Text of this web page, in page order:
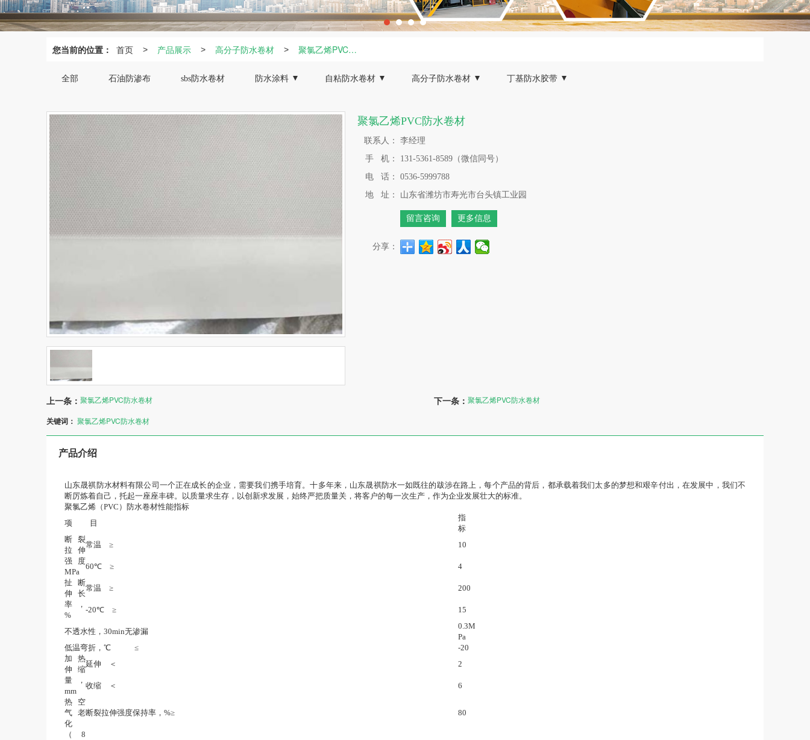
您当前的位置： 首页 > 产品展示 > 高分子防水卷材 > 聚氯乙烯PVC防水卷材
全部 石油防渗布 sbs防水卷材 防水涂料
非固化橡胶沥青防水涂料
高聚物改性沥青防水涂料
聚氨酯防水涂料
水泥基渗透结晶型防水涂料
自粘防水卷材
自粘聚合物防水卷材
高分子防水卷材
聚乙烯丙纶防水卷材
丁基防水胶带
聚氯乙烯PVC防水卷材
联系人：
李经理
手 机：
131-5361-8589（微信同号）
电 话：
0536-5999788
地 址：
山东省潍坊市寿光市台头镇工业园
留言咨询 更多信息
分享：
上一条： 聚氯乙烯PVC防水卷材 下一条： 聚氯乙烯PVC防水卷材
关键词： 聚氯乙烯PVC防水卷材
产品介绍
山东晟祺防水材料有限公司一个正在成长的企业，需要我们携手培育。十多年来，山东晟祺防水一如既往的跋涉在路上，每个产品的背后，都承载着我们太多的梦想和艰辛付出，在发展中，我们不
断厉炼着自己，托起一座座丰碑。以质量求生存，以创新求发展，始终严把质量关，将客户的每一次生产，作为企业发展壮大的标准。
聚氯乙烯（PVC）防水卷材性能指标
项 　　目
指
标
断裂
拉伸
强度
MPa
常温　≥ 10
60℃　≥
4
扯断
伸长
率，
%
常温　≥ 200
-20℃　≥ 15
不透水性，30min无渗漏
0.3M
Pa
低温弯折，℃　　　≤
-20
加热
伸缩
量，
mm
延伸　＜ 2
收缩　＜
6
热空
气老
化
断裂拉伸强度保持率，%≥ 80
（8